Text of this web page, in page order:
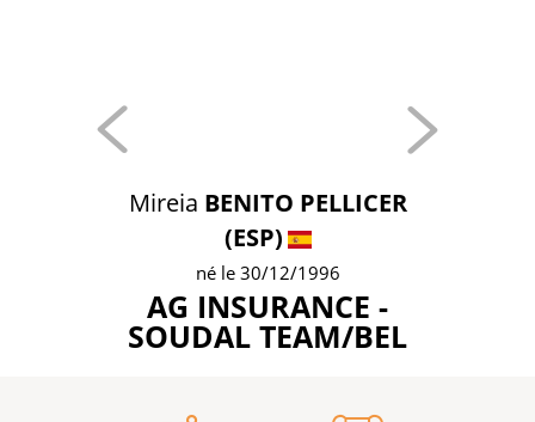
Mireia BENITO PELLICER
(ESP)
né le 30/12/1996
AG INSURANCE -
SOUDAL TEAM/BEL